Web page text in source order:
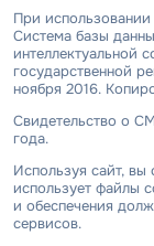
При использовании
Система базы
интеллектуальной
государственной
ноября 2016.
Свидетельство о
года.
Используя сайт, вы
использует файлы
и обеспечения
сервисов.